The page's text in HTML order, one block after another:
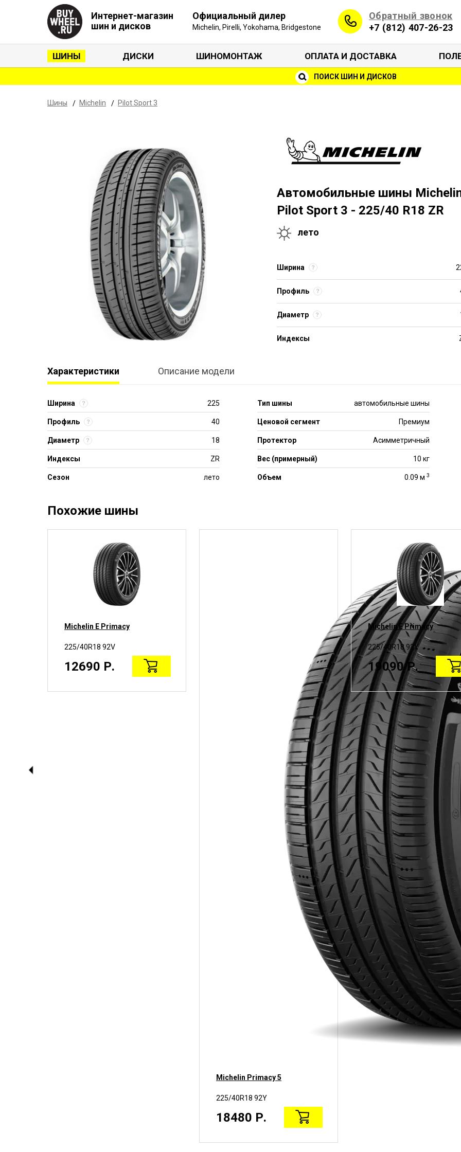
Интернет-магазин
шин и дисков
Официальный дилер
Michelin, Pirelli, Yokohama, Bridgestone
Обратный звонок
+7 (812) 407-26-23
ШИНЫ ДИСКИ ШИНОМОНТАЖ ОПЛАТА И ДОСТАВКА
ПОИСК ШИН И ДИСКОВ
Шины Michelin Pilot Sport 3
Автомобильные шины
Pilot Sport 3 - 225/40 R18 ZR
лето
Ширина
Профиль
Диаметр
Индексы
Характеристики Описание модели
Ширина 225
Профиль 40
Диаметр 18
Индексы ZR
Сезон лето
Тип шины автомобильные шины
Ценовой сегмент Премиум
Протектор Асимметричный
Вес (примерный) 10 кг
Объем 0.09 м 3
Похожие шины
Michelin E Primacy
225/40R18 92V
12690 Р.
Michelin Primacy 5
225/40R18 92Y
18480 Р.
Michelin E Primacy
225/40R18 92Y
19090 Р.